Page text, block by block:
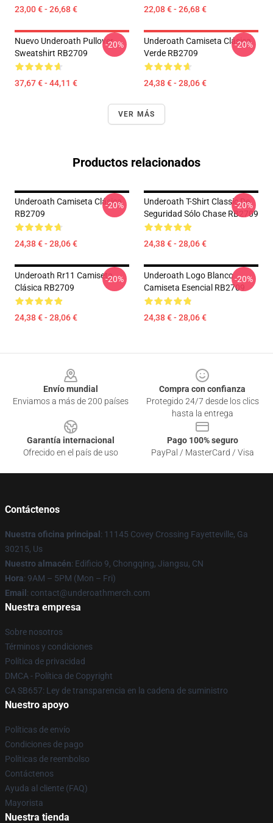
23,00 € - 26,68 € 22,08 € - 26,68 €
Nuevo Underoath Pullover
Sweatshirt RB2709
37,67 € - 44,11 €
-20%
Underoath Camiseta Clásica
Verde RB2709
24,38 € - 28,06 €
-20%
VER MÁS
Productos relacionados
Underoath Camiseta Clásica
RB2709
24,38 € - 28,06 €
-20%
Underoath T-Shirt Classic De
Seguridad Sólo Chase RB2709
24,38 € - 28,06 €
-20%
Underoath Rr11 Camiseta
Clásica RB2709
24,38 € - 28,06 €
-20%
Underoath Logo Blanco
Camiseta Esencial RB2709
24,38 € - 28,06 €
-20%
Envío mundial
Enviamos a más de 200 países
Compra con confianza
Protegido 24/7 desde los clics
hasta la entrega
Garantía internacional
Ofrecido en el país de uso
Pago 100% seguro
PayPal / MasterCard / Visa
Contáctenos
Nuestra oficina principal : 11145 Covey Crossing Fayetteville, Ga
30215, Us
Nuestro almacén: Edificio 9, Chongqing, Jiangsu, CN
Hora: 9AM – 5PM (Mon – Fri)
Email : contact@underoathmerch.com
Nuestra empresa
Sobre nosotros
Términos y condiciones
Política de privacidad
DMCA - Política de Copyright
CA SB657: Ley de transparencia en la cadena de suministro
Nuestro apoyo
Políticas de envío
Condiciones de pago
Políticas de reembolso
Contáctenos
Ayuda al cliente (FAQ)
Mayorista
Nuestra tienda